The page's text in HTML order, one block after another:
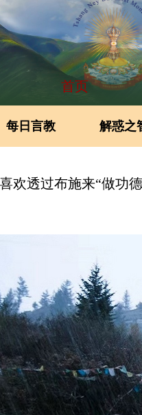
首页
每日言教 解惑之
欢透过布施来“做功